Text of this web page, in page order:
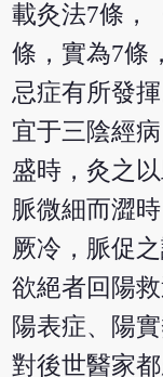
載灸法7條，
條，實為7條
忌症有所發
宜于三陰經
盛時，灸之
脈微細而澀
厥冷，脈促
欲絕者回陽
陽表症、陽
對後世醫家